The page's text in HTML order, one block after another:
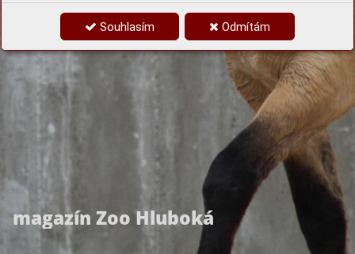
Souhlasím Odmítám
magazín Zoo Hluboká
Zoo Hluboká otevřeli po
rozsáhlé rekonstrukci. Tři
klisny tohoto
fascinujícího druhu si
užívají moderní výběh
inspirovaný mongolskou
stepí."